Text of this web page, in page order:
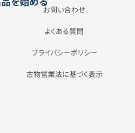
お問い合わせ
よくある質問
プライバシーポリシー
古物営業法に基づく表示